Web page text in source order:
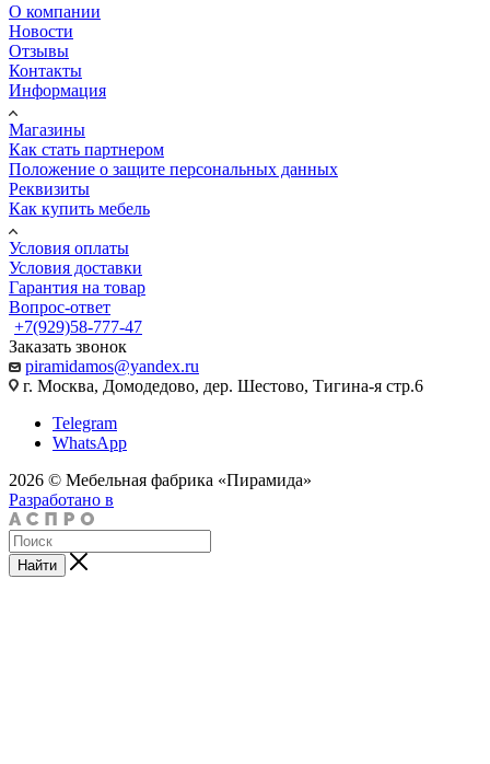
О компании
Новости
Отзывы
Контакты
Информация
Магазины
Как стать партнером
Положение о защите персональных данных
Реквизиты
Как купить мебель
Условия оплаты
Условия доставки
Гарантия на товар
Вопрос-ответ
+7(929)58-777-47
Заказать звонок
piramidamos@yandex.ru
г. Москва, Домодедово, дер. Шестово, Тигина-я стр.6
Telegram
WhatsApp
2026 © Мебельная фабрика «Пирамида»
Разработано в
Найти